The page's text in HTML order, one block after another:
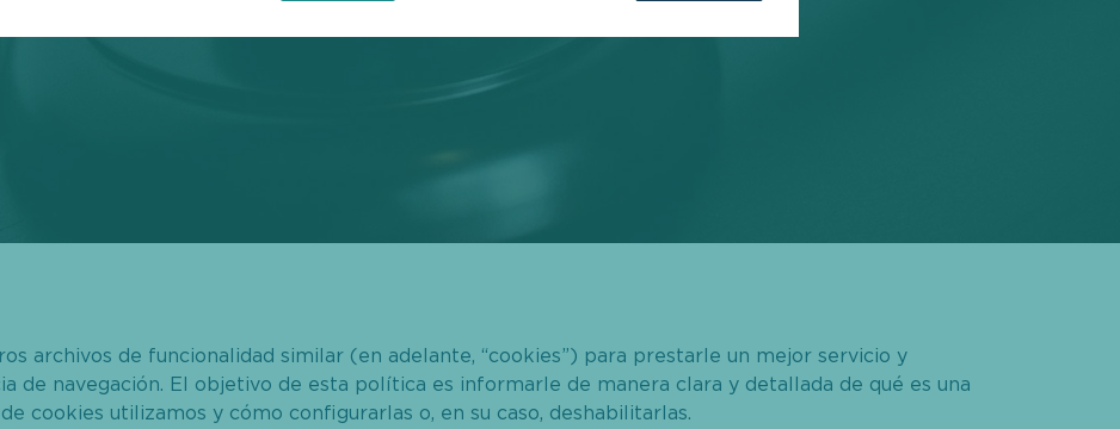
archivos de funcionalidad similar (en adelante, “cookies”) para prestarle un mejor servicio y
de navegación. El objetivo de esta política es informarle de manera clara y detallada de qué es una
cookies utilizamos y cómo configurarlas o, en su caso, deshabilitarlas.